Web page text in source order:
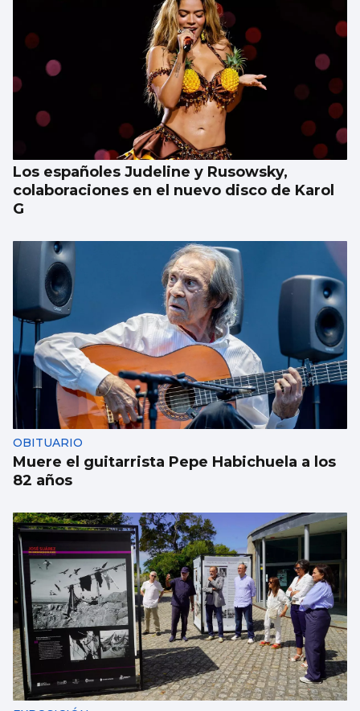
Los españoles Judeline y Rusowsky,
colaboraciones en el nuevo disco de Karol
G
OBITUARIO
Muere el guitarrista Pepe Habichuela a los
82 años